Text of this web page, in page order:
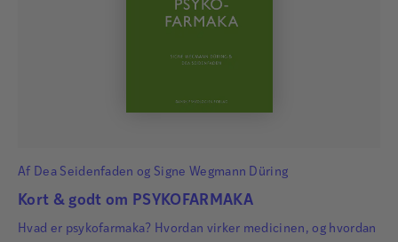
Af Dea Seidenfaden og Signe Wegmann Düring
Kort & godt om PSYKOFARMAKA
Hvad er psykofarmaka? Hvordan virker medicinen, og hvordan